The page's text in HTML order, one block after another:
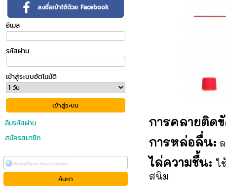
ลงชื่อเข้าใช้ด้วย Facebook
อีเมล
รหัสผ่าน
เข้าสู่ระบบอัตโนมัติ
ลืมรหัสผ่าน
สมัครสมาชิก
การคลายติด
การหล่อลื่น:
ไล่ความชื้น: ใ
สนิม